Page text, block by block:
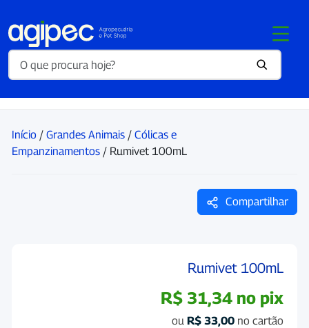
Início / Grandes Animais / Cólicas e
Empanzinamentos / Rumivet 100mL
Compartilhar
Rumivet 100mL
R$ 31,34 no pix
ou R$ 33,00 no cartão